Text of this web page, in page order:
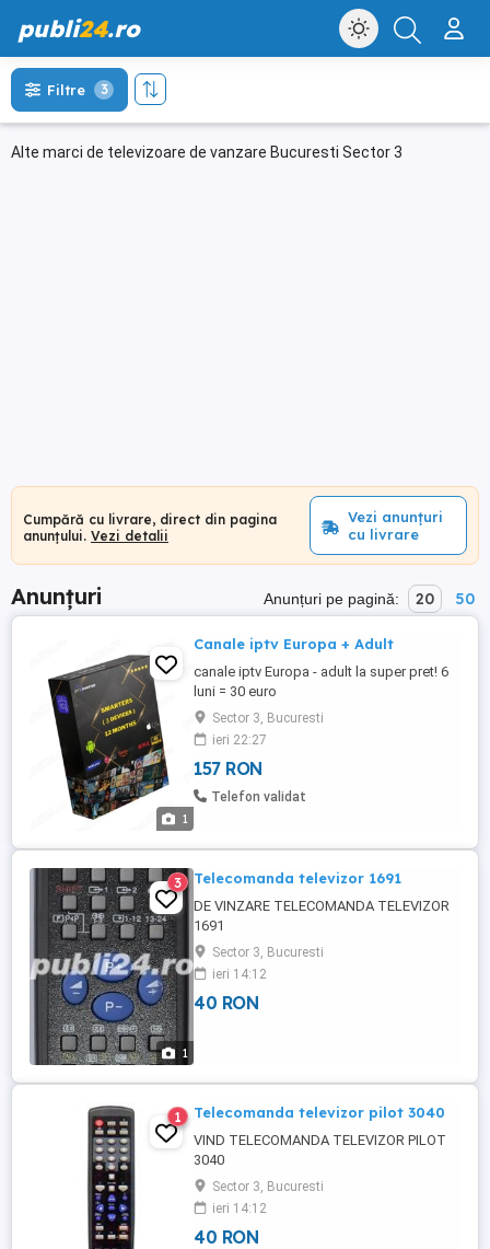
publi24.ro
Alte marci de televizoare de vanzare Bucuresti Sector 3
Filtre 3
Cumpără cu livrare, direct din pagina
anunțului. Vezi detalii
Vezi anunțuri
cu livrare
Anunțuri Anunțuri pe pagină: 20 50
1
Canale iptv Europa + Adult
canale iptv Europa - adult la super pret! 6
luni = 30 euro
Sector 3, Bucuresti
ieri 22:27
157 RON
Telefon validat
1
3 Telecomanda televizor 1691
DE VINZARE TELECOMANDA TELEVIZOR
1691
Sector 3, Bucuresti
ieri 14:12
40 RON
1 Telecomanda televizor pilot 3040
VIND TELECOMANDA TELEVIZOR PILOT
3040
Sector 3, Bucuresti
ieri 14:12
40 RON